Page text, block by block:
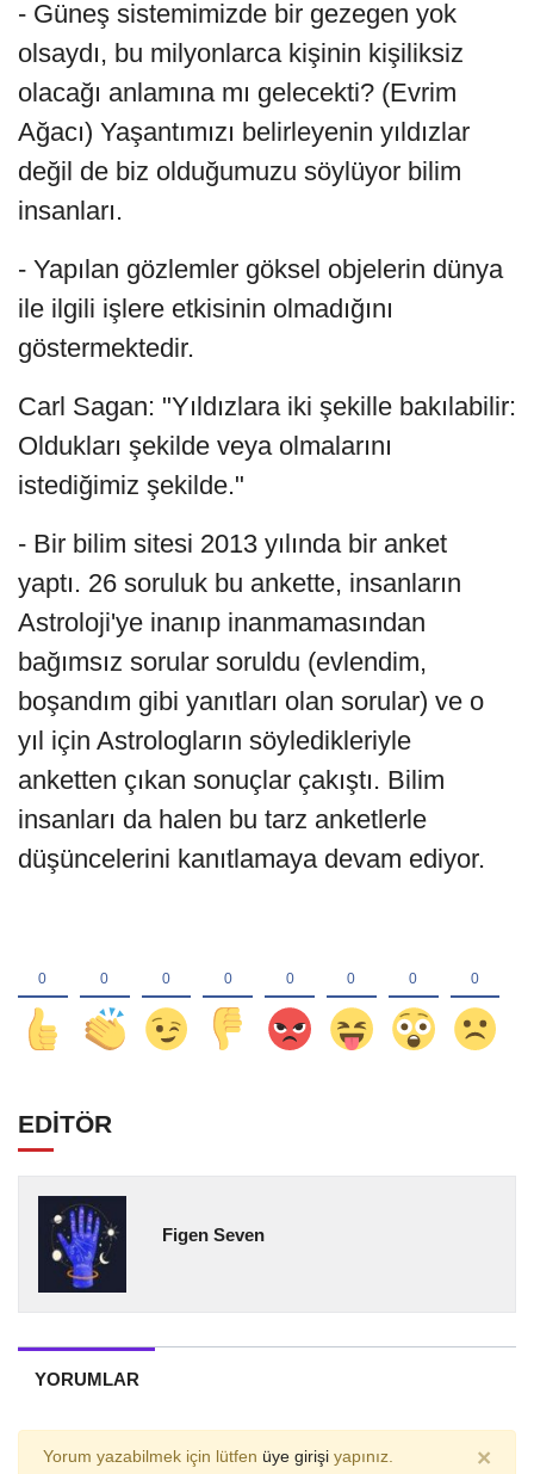
- Güneş sistemimizde bir gezegen yok
olsaydı, bu milyonlarca kişinin kişiliksiz
olacağı anlamına mı gelecekti? (Evrim
Ağacı) Yaşantımızı belirleyenin yıldızlar
değil de biz olduğumuzu söylüyor bilim
insanları.
- Yapılan gözlemler göksel objelerin dünya
ile ilgili işlere etkisinin olmadığını
göstermektedir.
Carl Sagan: "Yıldızlara iki şekille bakılabilir:
Oldukları şekilde veya olmalarını
istediğimiz şekilde."
- Bir bilim sitesi 2013 yılında bir anket
yaptı. 26 soruluk bu ankette, insanların
Astroloji'ye inanıp inanmamasından
bağımsız sorular soruldu (evlendim,
boşandım gibi yanıtları olan sorular) ve o
yıl için Astrologların söyledikleriyle
anketten çıkan sonuçlar çakıştı. Bilim
insanları da halen bu tarz anketlerle
düşüncelerini kanıtlamaya devam ediyor.
EDİTÖR
Figen Seven
YORUMLAR
Yorum yazabilmek için lütfen üye girişi yapınız. ×